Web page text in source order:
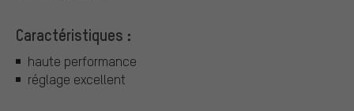
Caractéristiques :
haute performance
réglage excellent